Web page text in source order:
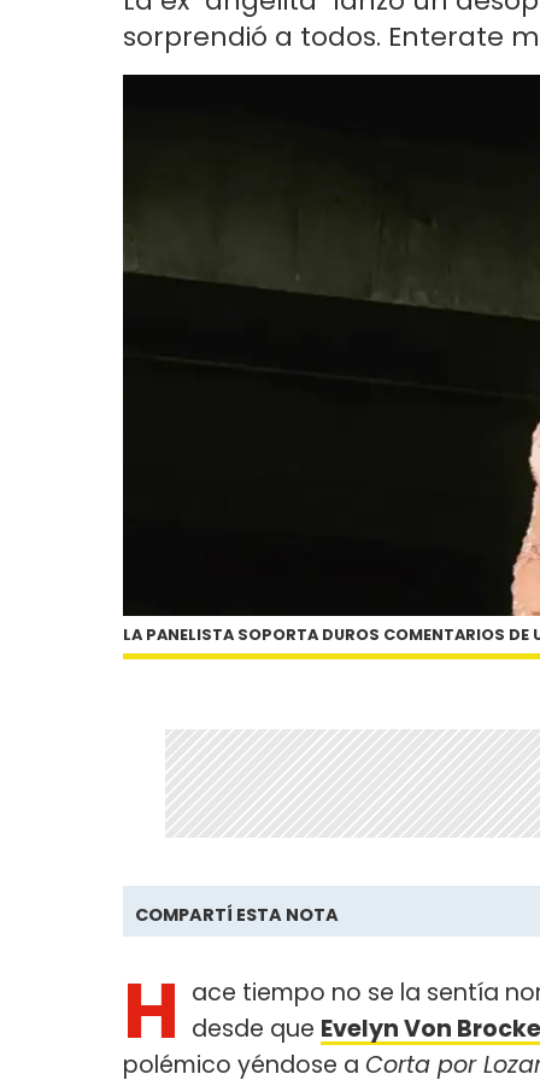
sorprendió a todos. Enterate
LA PANELISTA SOPORTA DUROS COMENTARIOS DE
COMPARTÍ ESTA NOTA
H ace tiempo no se la sentía
desde que Evelyn Von Brocke
polémico yéndose a Corta por